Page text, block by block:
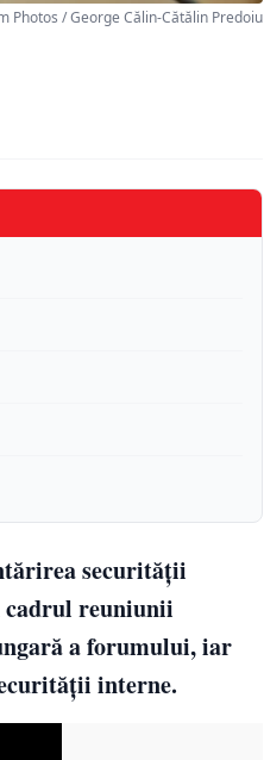
Photos / George Călin-Cătălin Predoiu
securității
cadrul reuniunii
a forumului, iar
interne.